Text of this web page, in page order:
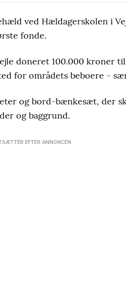
ved Hældagerskolen i
fonde.
doneret 100.000 kroner
for områdets beboere -
og bord-bænkesæt, der
og baggrund.
EFTER ANNONCEN